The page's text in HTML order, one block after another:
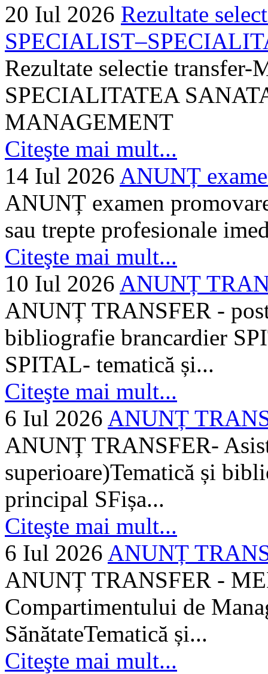
20 Iul 2026 Rezultate
Rezultate selectie
SPECIALITATEA
MANAGEMENT
Citeşte mai mult...
14 Iul 2026 ANUNȚ
ANUNȚ examen
sau trepte profesionale
Citeşte mai mult...
10 Iul 2026 ANUNȚ
ANUNȚ TRANSFER -
bibliografie brancardier
SPITAL- tematică și...
Citeşte mai mult...
6 Iul 2026 ANUNȚ
ANUNȚ TRANSFER-
superioare)Tematică și
principal SFișa...
Citeşte mai mult...
6 Iul 2026 ANUNȚ
ANUNȚ TRANSFER -
Compartimentului de
SănătateTematică și...
Citeşte mai mult...